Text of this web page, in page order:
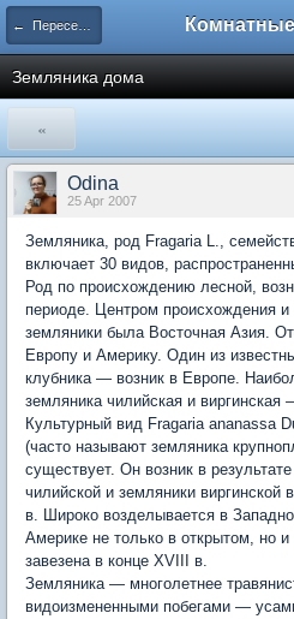
← Переселенцы поневоле
Земляника дома
«
Odina
25 Apr 2007
Земляника, род Fragaria L.,
включает 30 видов,
Род по происхождению лесной,
периоде. Центром происхождения и
земляники была Восточная Азия.
Европу и Америку. Один из
клубника — возник в Европе.
земляника чилийская и
Культурный вид Fragaria ananassa
(часто называют земляника
существует. Он возник в
чилийской и земляники виргинской
в. Широко возделывается в
Америке не только в открытом, но
завезена в конце XVIII в.
Земляника — многолетнее
видоизмененными побегами —